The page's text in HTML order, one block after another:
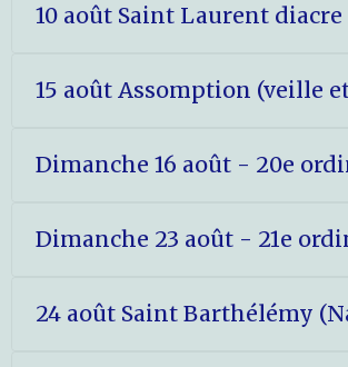
10 août Saint Laurent
15 août Assomption (veille
Dimanche 16 août - 20e
Dimanche 23 août - 21e
24 août Saint Barthélémy